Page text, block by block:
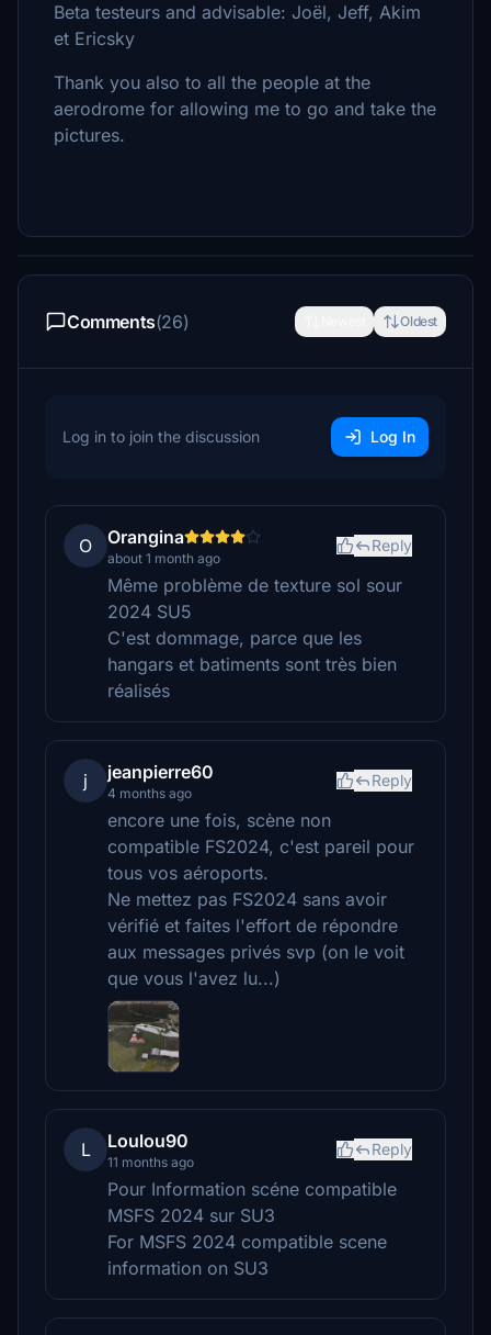
Beta testeurs and advisable: Joël, Jeff, Akim
et Ericsky
Thank you also to all the people at the
aerodrome for allowing me to go and take the
pictures.
Comments(26) Oldest
Log in to join the discussion Log In
O Orangina
about 1 month ago
Reply
Même problème de texture sol sour
2024 SU5
C'est dommage, parce que les
hangars et batiments sont très bien
réalisés
j jeanpierre60
4 months ago
Reply
encore une fois, scène non
compatible FS2024, c'est pareil pour
tous vos aéroports.
Ne mettez pas FS2024 sans avoir
vérifié et faites l'effort de répondre
aux messages privés svp (on le voit
que vous l'avez lu...)
L Loulou90
11 months ago
Reply
Pour Information scéne compatible
MSFS 2024 sur SU3
For MSFS 2024 compatible scene
information on SU3